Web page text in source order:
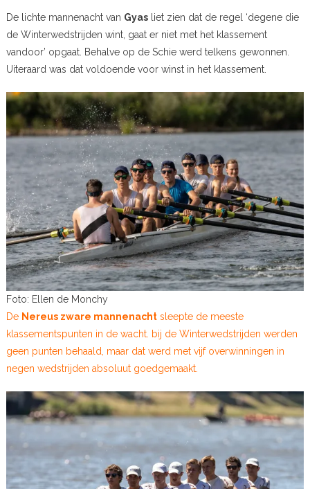
De lichte mannenacht van Gyasliet zien dat de regel ‘degene die
de Winterwedstrijden wint, gaat er niet met het klassement
vandoor’ opgaat. Behalve op de Schie werd telkens gewonnen.
Uiteraard was dat voldoende voor winst in het klassement.
Foto: Ellen de Monchy
De Nereus zware mannenachtsleepte de meeste
klassementspunten in de wacht. bij de Winterwedstrijden werden
geen punten behaald, maar dat werd met vijf overwinningen in
negen wedstrijden absoluut goedgemaakt.